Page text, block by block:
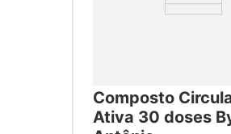
Composto
Ativa 30 doses